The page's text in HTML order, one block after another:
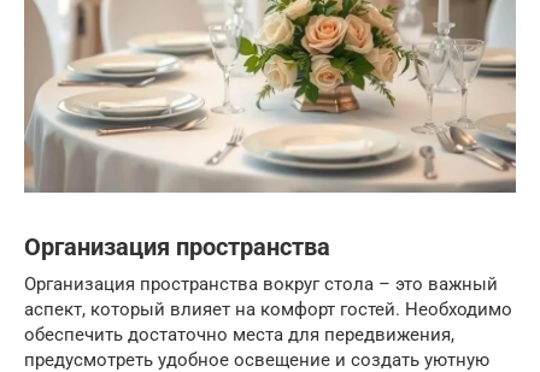
Организация пространства
Организация пространства вокруг стола – это важный
аспект, который влияет на комфорт гостей. Необходимо
обеспечить достаточно места для передвижения,
предусмотреть удобное освещение и создать уютную